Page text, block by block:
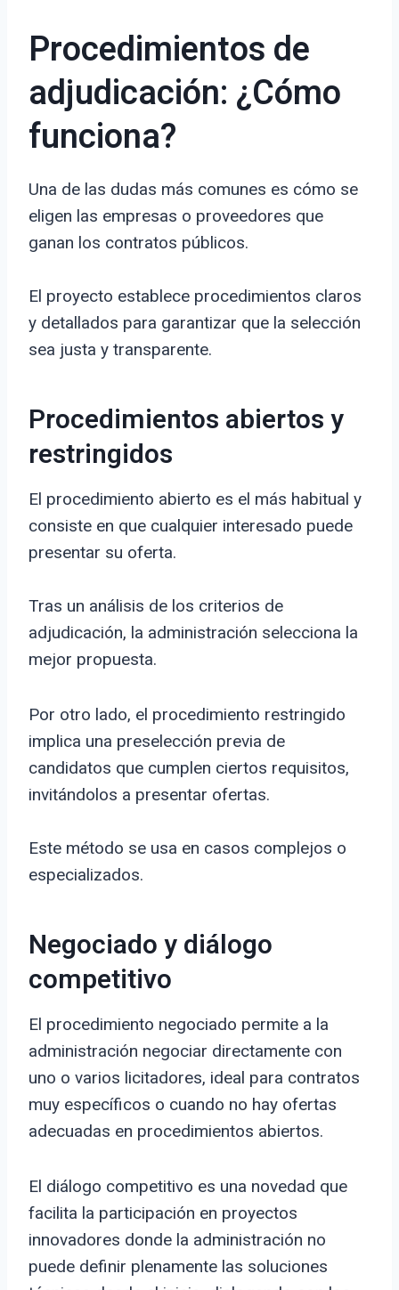
Procedimientos de
adjudicación: ¿Cómo
funciona?
Una de las dudas más comunes es cómo se
eligen las empresas o proveedores que
ganan los contratos públicos.
El proyecto establece procedimientos claros
y detallados para garantizar que la selección
sea justa y transparente.
Procedimientos abiertos y
restringidos
El procedimiento abierto es el más habitual y
consiste en que cualquier interesado puede
presentar su oferta.
Tras un análisis de los criterios de
adjudicación, la administración selecciona la
mejor propuesta.
Por otro lado, el procedimiento restringido
implica una preselección previa de
candidatos que cumplen ciertos requisitos,
invitándolos a presentar ofertas.
Este método se usa en casos complejos o
especializados.
Negociado y diálogo
competitivo
El procedimiento negociado permite a la
administración negociar directamente con
uno o varios licitadores, ideal para contratos
muy específicos o cuando no hay ofertas
adecuadas en procedimientos abiertos.
El diálogo competitivo es una novedad que
facilita la participación en proyectos
innovadores donde la administración no
puede definir plenamente las soluciones